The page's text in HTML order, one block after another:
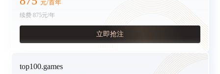
元/首年
续费 875元/年
立即抢注
top100.games